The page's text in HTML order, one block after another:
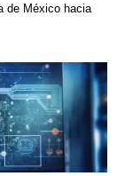
de México hacia